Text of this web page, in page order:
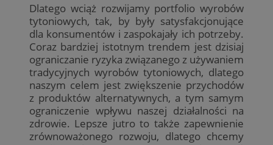
Dlatego wciąż rozwijamy portfolio wyrobów
tytoniowych, tak, by były satysfakcjonujące
dla konsumentów i zaspokajały ich potrzeby.
Coraz bardziej istotnym trendem jest dzisiaj
ograniczanie ryzyka związanego z używaniem
tradycyjnych wyrobów tytoniowych, dlatego
naszym celem jest zwiększenie przychodów
z produktów alternatywnych, a tym samym
ograniczenie wpływu naszej działalności na
zdrowie. Lepsze jutro to także zapewnienie
zrównoważonego rozwoju, dlatego chcemy